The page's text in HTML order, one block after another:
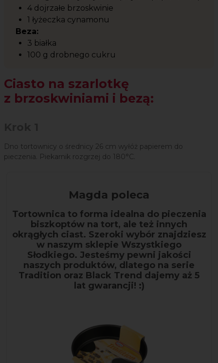
4 dojrzałe brzoskwinie
1 łyżeczka cynamonu
Beza:
3 białka
100 g drobnego cukru
Ciasto na szarlotkę
z brzoskwiniami i bezą:
Dno tortownicy o średnicy 26 cm wyłóż papierem do
pieczenia. Piekarnik rozgrzej do 180°C.
Magda poleca
Tortownica to forma idealna do pieczenia
biszkoptów na tort, ale też innych
okrągłych ciast. Szeroki wybór znajdziesz
w naszym sklepie Wszystkiego
Słodkiego. Jesteśmy pewni jakości
naszych produktów, dlatego na serie
Tradition oraz Black Trend dajemy aż 5
lat gwarancji! :)